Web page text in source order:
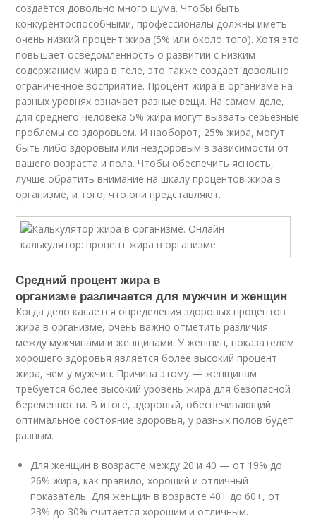
создаётся довольно много шума. Чтобы быть
конкурентоспособными, профессионалы должны иметь
очень низкий процент жира (5% или около того). Хотя это
повышает осведомленность о развитии с низким
содержанием жира в теле, это также создает довольно
ограниченное восприятие. Процент жира в организме на
разных уровнях означает разные вещи. На самом деле,
для среднего человека 5% жира могут вызвать серьезные
проблемы со здоровьем. И наоборот, 25% жира, могут
быть либо здоровым или нездоровым в зависимости от
вашего возраста и пола. Чтобы обеспечить ясность,
лучше обратить внимание на шкалу процентов жира в
организме, и того, что они представляют.
Средний процент жира в
организме различается для мужчин и женщин
Когда дело касается определения здоровых процентов
жира в организме, очень важно отметить различия
между мужчинами и женщинами. У женщин, показателем
хорошего здоровья является более высокий процент
жира, чем у мужчин. Причина этому — женщинам
требуется более высокий уровень жира для безопасной
беременности. В итоге, здоровый, обеспечивающий
оптимальное состояние здоровья, у разных полов будет
разным.
Для женщин в возрасте между 20 и 40 — от 19% до
26% жира, как правило, хороший и отличный
показатель. Для женщин в возрасте 40+ до 60+, от
23% до 30% считается хорошим и отличным.